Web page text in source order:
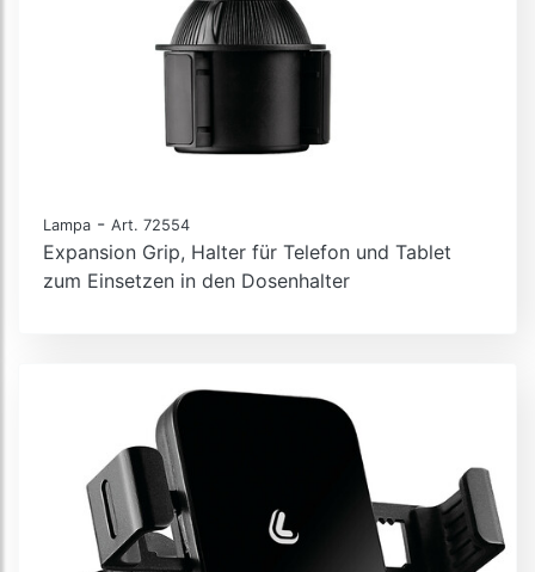
Lampa - Art. 72554
Expansion Grip, Halter für Telefon und Tablet
zum Einsetzen in den Dosenhalter